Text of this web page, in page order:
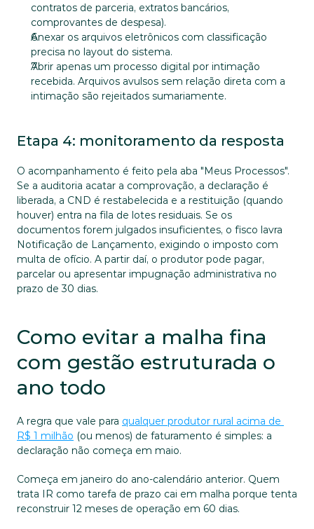
contratos de parceria, extratos bancários,
comprovantes de despesa).
Anexar os arquivos eletrônicos com classificação
precisa no layout do sistema.
Abrir apenas um processo digital por intimação
recebida. Arquivos avulsos sem relação direta com a
intimação são rejeitados sumariamente.
Etapa 4: monitoramento da resposta
O acompanhamento é feito pela aba "Meus Processos".
Se a auditoria acatar a comprovação, a declaração é
liberada, a CND é restabelecida e a restituição (quando
houver) entra na fila de lotes residuais. Se os
documentos forem julgados insuficientes, o fisco lavra
Notificação de Lançamento, exigindo o imposto com
multa de ofício. A partir daí, o produtor pode pagar,
parcelar ou apresentar impugnação administrativa no
prazo de 30 dias.
Como evitar a malha fina
com gestão estruturada o
ano todo
A regra que vale para qualquer produtor rural acima de
R$ 1 milhão (ou menos) de faturamento é simples: a
declaração não começa em maio.
Começa em janeiro do ano-calendário anterior. Quem
trata IR como tarefa de prazo cai em malha porque tenta
reconstruir 12 meses de operação em 60 dias.